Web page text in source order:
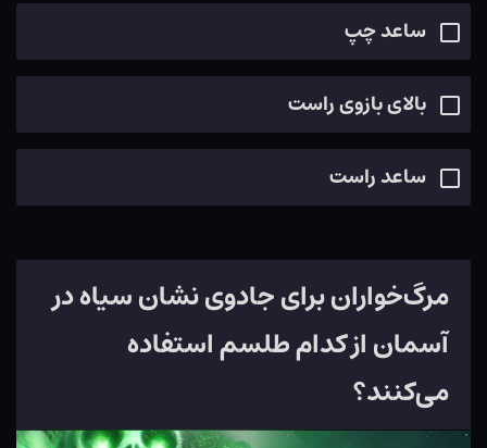
ساعد چپ
بالای بازوی راست
ساعد راست
مرگ‌خواران برای جادوی نشان سیاه در
آسمان از کدام طلسم استفاده
می‌کنند؟